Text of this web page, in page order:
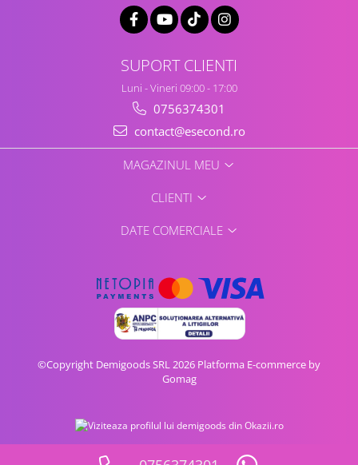
SUPORT CLIENTI
Luni - Vineri 09:00 - 17:00
0756374301
contact@esecond.ro
MAGAZINUL MEU
CLIENTI
DATE COMERCIALE
©Copyright Demigoods SRL 2026 Platforma E-commerce by
Gomag